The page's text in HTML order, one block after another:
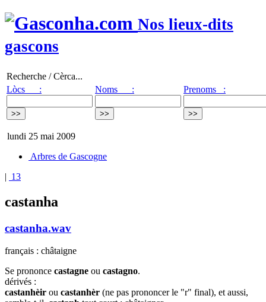
Nos lieux-dits
gascons
Recherche / Cèrca...
Lòcs :
Noms : Prenoms :
lundi 25 mai 2009
Arbres de Gascogne
| 13
castanha
castanha.wav
français : châtaigne
Se prononce castagne ou castagno.
dérivés :
castanhèir ou castanhèr (ne pas prononcer le "r" final), et aussi,